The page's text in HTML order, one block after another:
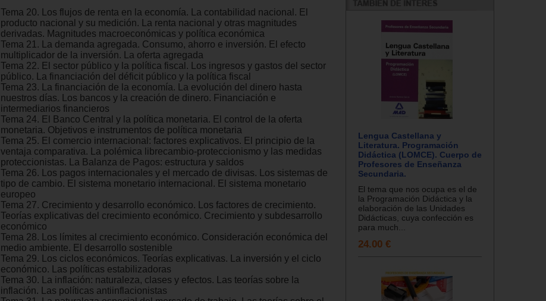
Tema 20. Los flujos de renta en la economía. La contabilidad nacional. El
producto nacional y su medición. La renta nacional y otras magnitudes
derivadas. Magnitudes macroeconómicas y política económica
Tema 21. La demanda agregada. Consumo, ahorro e inversión. El efecto
multiplicador de la inversión. La oferta agregada
Tema 22. El sector público y la política fiscal. Los ingresos y gastos del sector
público. La financiación del déficit público y la política fiscal
Tema 23. La financiación de la economía. La evolución del dinero hasta
nuestros días. Los bancos y la creación de dinero. Financiación e
intermediarios financieros
Tema 24. El Banco Central y la política monetaria. El control de la oferta
monetaria. Objetivos e instrumentos de política monetaria
Tema 25. El comercio internacional: factores explicativos. El principio de la
ventaja comparativa. La polémica librecambio-proteccionismo y las medidas
proteccionistas. La Balanza de Pagos: estructura y saldos
Tema 26. Los pagos internacionales y el mercado de divisas. Los sistemas de
tipo de cambio. El sistema monetario internacional. El sistema monetario
europeo
Tema 27. Crecimiento y desarrollo económico. Los factores de crecimiento.
Teorías explicativas del crecimiento económico. Crecimiento y subdesarrollo
económico
Tema 28. Los límites al crecimiento económico. Consideración económica del
medio ambiente. El desarrollo sostenible
Tema 29. Los ciclos económicos. Teorías explicativas. La inversión y el ciclo
económico. Las políticas estabilizadoras
Tema 30. La inflación: naturaleza, clases y efectos. Las teorías sobre la
inflación. Las políticas antiinflacionistas
Lengua Castellana y
Literatura. Programación
Didáctica (LOMCE). Cuerpo de
Profesores de Enseñanza
Secundaria.
El tema que nos ocupa es el de
la Programación Didáctica y la
elaboración de las Unidades
Didácticas, cuya confección es
para much...
24.00 €